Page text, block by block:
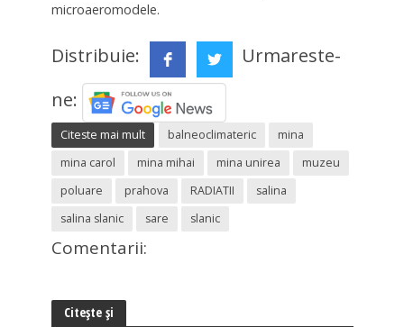
microaeromodele.
Distribuie:
Urmareste-
ne:
Citeste mai mult balneoclimateric
mina
mina carol
mina mihai mina unirea
muzeu
poluare
prahova RADIATII
salina
salina slanic
sare slanic
Comentarii:
Citește și